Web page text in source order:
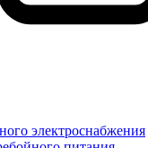
электроснабжения